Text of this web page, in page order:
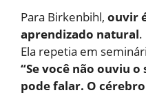
Para Birkenbihl, ouvir
aprendizado natural.
Ela repetia em
“Se você não ouviu
pode falar. O